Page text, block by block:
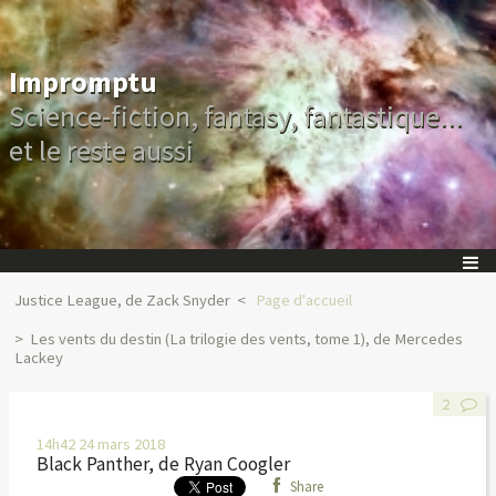
Impromptu
Science-fiction, fantasy, fantastique...
et le reste aussi
Justice League, de Zack Snyder
Page d'accueil
Les vents du destin (La trilogie des vents, tome 1), de Mercedes
Lackey
14h42 24 mars 2018
Black Panther, de Ryan Coogler
Share
2